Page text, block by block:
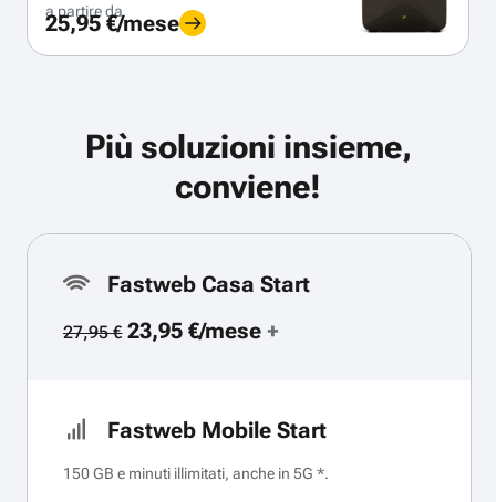
a partire da
25,95 €/mese
Più soluzioni insieme,
conviene!
Fastweb Casa Start
27,95 €23,95 €/mese+
Fastweb Mobile Start
150 GB e minuti illimitati, anche in 5G *.